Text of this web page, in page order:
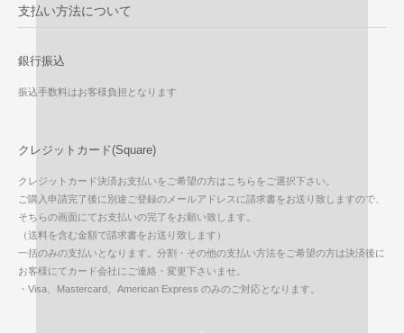
支払い方法について
銀行振込
振込手数料はお客様負担となります
クレジットカード(Square)
クレジットカード決済お支払いをご希望の方はこちらをご選択下さい。
ご購入申請完了後に別途ご登録のメールアドレスに請求書をお送り致しますので、
そちらの画面にてお支払いの完了をお願い致します。
（送料を含む金額で請求書をお送り致します）
一括のみの支払いとなります。分割・その他の支払い方法をご希望の方は決済後に
お客様にてカード会社にご連絡・変更下さいませ。
・Visa、Mastercard、American Express のみのご対応となります。